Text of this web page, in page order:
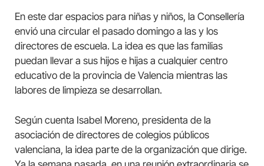
En este dar espacios para niñas y niños, la Consellería
envió una circular el pasado domingo a las y los
directores de escuela. La idea es que las familias
puedan llevar a sus hijos e hijas a cualquier centro
educativo de la provincia de Valencia mientras las
labores de limpieza se desarrollan.
Según cuenta Isabel Moreno, presidenta de la
asociación de directores de colegios públicos
valenciana, la idea parte de la organización que dirige.